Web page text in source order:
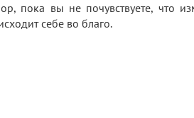
пока вы не почувствуете, что
себе во благо.